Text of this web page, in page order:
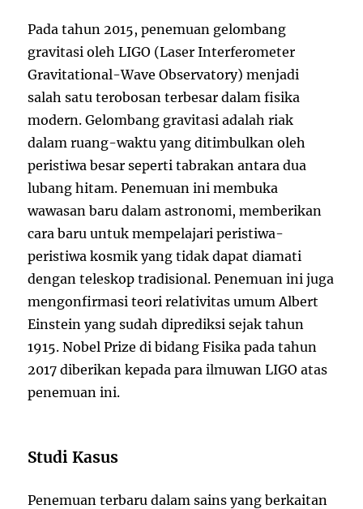
Pada tahun 2015, penemuan gelombang
gravitasi oleh LIGO (Laser Interferometer
Gravitational-Wave Observatory) menjadi
salah satu terobosan terbesar dalam fisika
modern. Gelombang gravitasi adalah riak
dalam ruang-waktu yang ditimbulkan oleh
peristiwa besar seperti tabrakan antara dua
lubang hitam. Penemuan ini membuka
wawasan baru dalam astronomi, memberikan
cara baru untuk mempelajari peristiwa-
peristiwa kosmik yang tidak dapat diamati
dengan teleskop tradisional. Penemuan ini juga
mengonfirmasi teori relativitas umum Albert
Einstein yang sudah diprediksi sejak tahun
1915. Nobel Prize di bidang Fisika pada tahun
2017 diberikan kepada para ilmuwan LIGO atas
penemuan ini.
Studi Kasus
Penemuan terbaru dalam sains yang berkaitan